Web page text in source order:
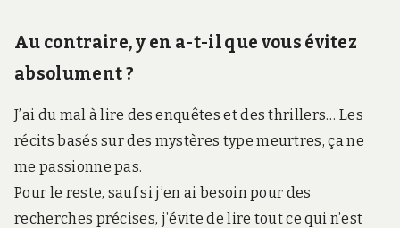
Au contraire, y en a-t-il que vous évitez
absolument ?
J’ai du mal à lire des enquêtes et des thrillers… Les
récits basés sur des mystères type meurtres, ça ne
me passionne pas.
Pour le reste, sauf si j’en ai besoin pour des
recherches précises, j’évite de lire tout ce qui n’est